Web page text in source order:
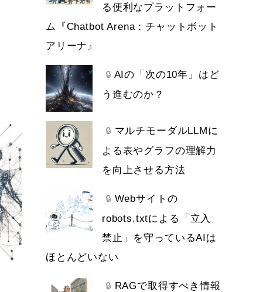
る便利なプラットフォー
ム『Chatbot Arena：チャットボット
アリーナ』
🔒 AIの「次の10年」はど
う進むのか？
🔒 マルチモーダルLLMに
よる表やグラフの理解力
を向上させる方法
🔒 Webサイトの
robots.txtによる「立入
禁止」を守っているAIは
ほとんどいない
🔒 RAGで取得すべき情報